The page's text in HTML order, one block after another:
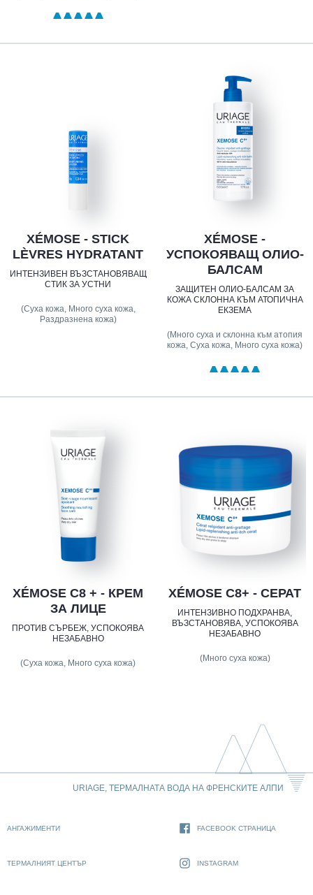
XÉMOSE - STICK
LÈVRES HYDRATANT
ИНТЕНЗИВЕН ВЪЗСТАНОВЯВАЩ
СТИК ЗА УСТНИ
(Суха кожа, Много суха кожа,
Раздразнена кожа)
XÉMOSE -
УСПОКОЯВАЩ ОЛИО-
БАЛСАМ
ЗАЩИТЕН ОЛИО-БАЛСАМ ЗА
КОЖА СКЛОННА КЪМ АТОПИЧНА
ЕКЗЕМА
(Много суха и склонна към атопия
кожа, Суха кожа, Много суха кожа)
XÉMOSE C8 + - КРЕМ
ЗА ЛИЦЕ
ПРОТИВ СЪРБЕЖ, УСПОКОЯВА
НЕЗАБАВНО
(Суха кожа, Много суха кожа)
XÉMOSE C8+ - СЕРАТ
ИНТЕНЗИВНО ПОДХРАНВА,
ВЪЗСТАНОВЯВА, УСПОКОЯВА
НЕЗАБАВНО
(Много суха кожа)
URIAGE, ТЕРМАЛНАТА ВОДА НА ФРЕНСКИТЕ АЛПИ
АНГАЖИМЕНТИ
ТЕРМАЛНИЯТ ЦЕНТЪР
FACEBOOK СТРАНИЦА
INSTAGRAM